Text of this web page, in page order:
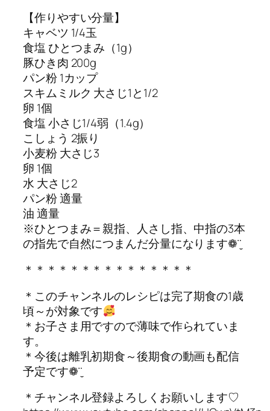
【作りやすい分量】
キャベツ 1/4玉
食塩 ひとつまみ（1g）
豚ひき肉 200g
パン粉 1カップ
スキムミルク 大さじ1と1/2
卵 1個
食塩 小さじ1/4弱（1.4g）
こしょう 2振り
小麦粉 大さじ3
卵 1個
水 大さじ2
パン粉 適量
油 適量
※ひとつまみ＝親指、人さし指、中指の3本
の指先で自然につまんだ分量になります❁¨̮
＊＊＊＊＊＊＊＊＊＊＊＊＊＊＊
＊このチャンネルのレシピは完了期食の1歳
頃～が対象です
＊お子さま用ですので薄味で作られていま
す。
＊今後は離乳初期食～後期食の動画も配信
予定です❁¨̮
＊チャンネル登録よろしくお願いします♡